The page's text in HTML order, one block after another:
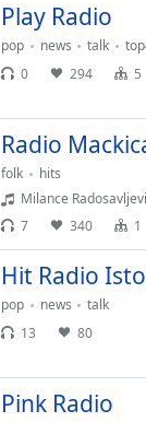
Play Radio
pop news talk
0
294 5
Radio
folk
hits
Milance
7
340 1
Hit Radio
pop news
talk
13
80
Pink Radio